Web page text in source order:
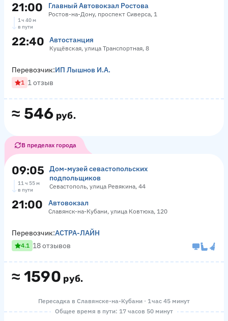
21:00 Главный Автовокзал Ростова
Ростов-на-Дону, проспект Сиверса, 1
1 ч 40 м
в пути
22:40 Автостанция
Кущёвская, улица Транспортная, 8
≈ 546 руб.
Перевозчик:ИП Лышнов И.А.
1 1 отзыв
В пределах города
09:05
Дом-музей севастопольских
подпольщиков
Севастополь, улица Ревякина, 44
11 ч 55 м
в пути
21:00 Автовокзал
Славянск-на-Кубани, улица Ковтюха, 120
≈ 1590 руб.
Перевозчик:АСТРА-ЛАЙН
4.1 18 отзывов
Пересадка в Славянске-на-Кубани · 1 час 45 минут
Общее время в пути: 17 часов 50 минут